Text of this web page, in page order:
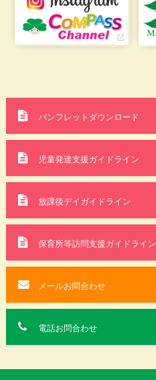
パンフレットダウンロード
児童発達支援ガイドライン
放課後デイガイドライン
保育所等訪問支援ガイドライン
メールお問合わせ
電話お問合わせ